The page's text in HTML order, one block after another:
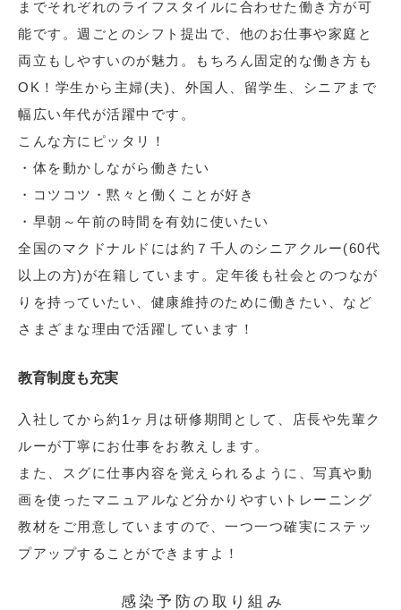
までそれぞれのライフスタイルに合わせた働き方が可
能です。週ごとのシフト提出で、他のお仕事や家庭と
両立もしやすいのが魅力。もちろん固定的な働き方も
OK！学生から主婦(夫)、外国人、留学生、シニアまで
幅広い年代が活躍中です。
こんな方にピッタリ！
・体を動かしながら働きたい
・コツコツ・黙々と働くことが好き
・早朝～午前の時間を有効に使いたい
全国のマクドナルドには約７千人のシニアクルー(60代
以上の方)が在籍しています。定年後も社会とのつなが
りを持っていたい、健康維持のために働きたい、など
さまざまな理由で活躍しています！
教育制度も充実
入社してから約1ヶ月は研修期間として、店長や先輩ク
ルーが丁寧にお仕事をお教えします。
また、スグに仕事内容を覚えられるように、写真や動
画を使ったマニュアルなど分かりやすいトレーニング
教材をご用意していますので、一つ一つ確実にステッ
プアップすることができますよ！
感染予防の取り組み